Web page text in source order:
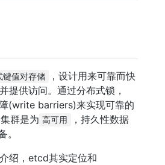
键值对存储
，设计用来可靠而快
提供访问。通过分布式锁，
(write barriers)来实现可靠的
群是为 高可用 ，持久性数据
。
绍，etcd其实定位和